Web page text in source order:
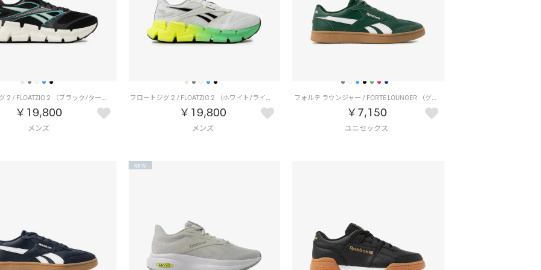
フロートジグ 2 / FLOATZIG 2 （ブラック/ターコイズ）
￥19,800
フロートジグ 2 / FLOATZIG 2 （ホワイト/ライム）
￥19,800
フォルテ ラウンジャー / FORTE LOUNGER （グリーン）
￥7,150
NEW